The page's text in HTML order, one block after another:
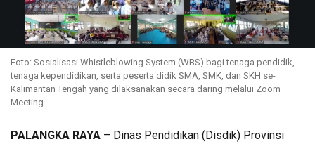
Foto: Sosialisasi Whistleblowing System (WBS) bagi tenaga pendidik,
tenaga kependidikan, serta peserta didik SMA, SMK, dan SKH se-
Kalimantan Tengah yang dilaksanakan secara daring melalui Zoom
Meeting
PALANGKA RAYA – Dinas Pendidikan (Disdik) Provinsi